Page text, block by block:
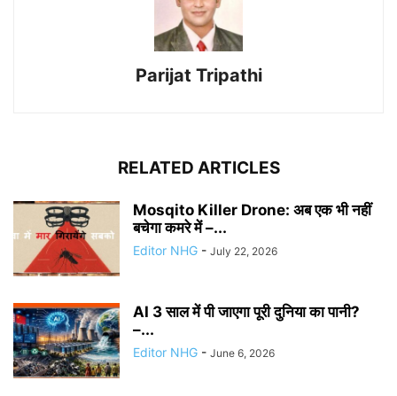
Parijat Tripathi
RELATED ARTICLES
Mosqito Killer Drone: अब एक भी नहीं
बचेगा कमरे में –...
Editor NHG - July 22, 2026
AI 3 साल में पी जाएगा पूरी दुनिया का पानी?
–...
Editor NHG - June 6, 2026